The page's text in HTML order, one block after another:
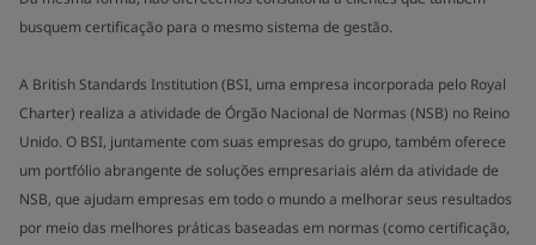
busquem certificação para o mesmo sistema de gestão.
A British Standards Institution (BSI, uma empresa incorporada pelo Royal
Charter) realiza a atividade de Órgão Nacional de Normas (NSB) no Reino
Unido. O BSI, juntamente com suas empresas do grupo, também oferece
um portfólio abrangente de soluções empresariais além da atividade de
NSB, que ajudam empresas em todo o mundo a melhorar seus resultados
por meio das melhores práticas baseadas em normas (como certificação,